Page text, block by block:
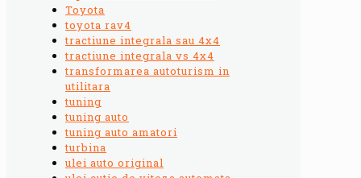
Toyota
toyota rav4
tractiune integrala sau 4x4
tractiune integrala vs 4x4
transformarea autoturism in
utilitara
tuning
tuning auto
tuning auto amatori
turbina
ulei auto original